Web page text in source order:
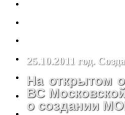
25.10.2011 год.
На открытом
ВС
о создании